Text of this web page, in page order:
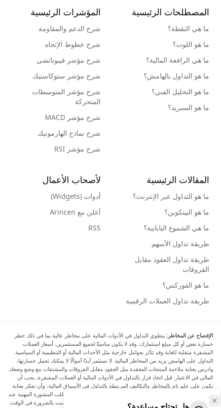
المصطلحات الرئيسية
ما هي النقطة؟
ما هو اللوت؟
ما هي الرافعة المالية؟
ما هو التداول بالهامش؟
ما هو التحليل الفني؟
ما هو السبريد؟
المؤشرات الرئيسية
شرح الدعم والمقاومة
شرح خطوط الإتجاه
شرح مؤشر فيبوناتشي
شرح مؤشر ستوكاستيك
شرح مؤشر المتوسطات
المتحركة
شرح مؤشر MACD
شرح نماذج الهارمونيك
شرح مؤشر RSI
المقالات الرئيسية
ما هو التداول عبر الإنترنت؟
ما هو البيتكوين؟
ما هي الشموع اليابانية؟
طريقة تداول الأسهم
طريقة تداول العقود مقابل
الفروقات
ما هو الفوركس؟
طريقة تداول العملات الرقمية
لأصحاب الأعمال
أدوات (Widgets)
أعلن مع Arincen
RSS
الإفصاح عن المخاطر: ينطوي التداول في الأدوات المالية على مخاطر عالية بما في ذلك خطر
خسارة بعض أو كل مبلغ استثمارك، وقد لا يكون مناسبًا لجميع المستثمرين. أسعار العملات
المشفرة متقلبة للغاية وقد تتأثر بعوامل خارجية مثل الأحداث المالية أو التنظيمية أو السياسية.
التداول على الهامش يزيد من المخاطر المالية. لا تستثمر أبدًا أموالًا لا يمكنك تحمل خسارتها،
وادرس بعناية ملاءمة المنتجات المعقدة مثل العقود مقابل الفروقات والمشتقات مع وضع وضعك
المالي في الاعتبار. قبل اتخاذ قرار بالتداول في الأدوات المالية أو العملات المشفرة، يجب أن
تكون على علم تام بالمخاطر والتكاليف المرتبطة بالتداول في الأسواق المالية، وأن تفكر بعناية
في أهدافك الاستثمارية ومستوى خبرتك ورغبتك في المخاطرة، وأن تطلب المشورة المهنية عند
الحاجة. تود Arincen أن تذكرك بأن البيانات الواردة في هذا الموقع ليست بالضرورة في الوقت